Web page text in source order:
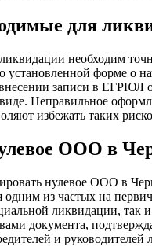
для
необходим
установленной форме
внесении записи в
Неправильное
избежать таких
ООО в
нулевое ООО в
одним из частых на
ликвидации, так
документа,
и